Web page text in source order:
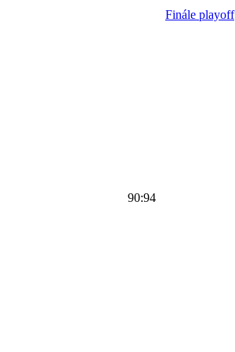
Finále playoff
90:94